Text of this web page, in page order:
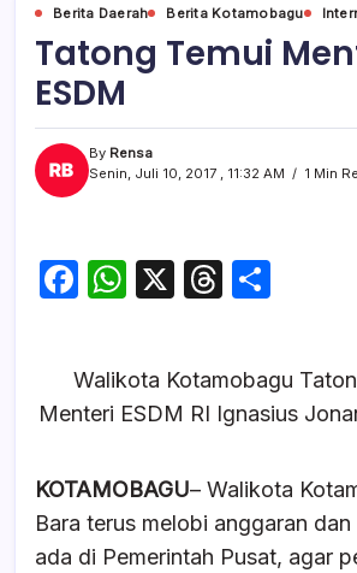
Berita Daerah Berita Kotamobagu
Tatong Temui
ESDM
By Rensa
Senin, Juli 10, 2017 , 11:32 AM
1 Min
F
e
b
o
o
k
W
s
A
p
p
X
T
a
d
s
e
Walikota Kotamobagu
Menteri ESDM RI Ignasius
KOTAMOBAGU– Walikota
Bara terus melobi anggaran
ada di Pemerintah Pusat, agar